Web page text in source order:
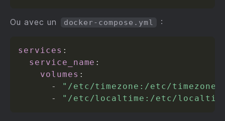
Ou avec un docker-compose.yml :
services :
service_name :
volumes :
-
"/etc/timezone:/etc/
-
"/etc/localtime:/etc/